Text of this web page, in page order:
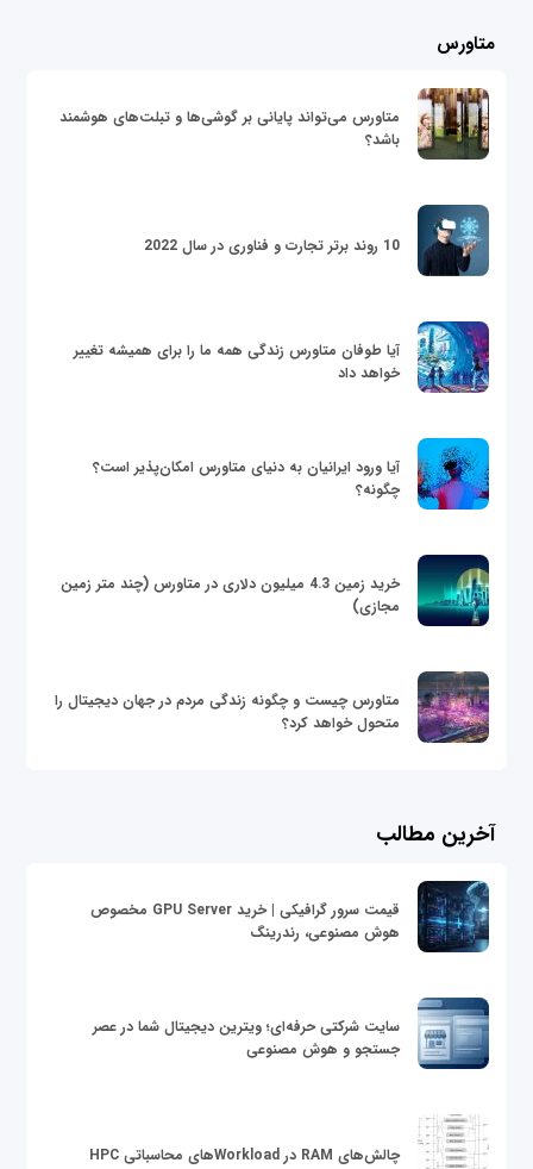
متاورس
متاورس می‌تواند پایانی بر گوشی‌ها و تبلت‌های هوشمند
باشد؟
10 روند برتر تجارت و فناوری در سال 2022
آیا طوفان متاورس زندگی همه ما را برای همیشه تغییر
خواهد داد
آیا ورود ایرانیان به دنیای متاورس امکان‌پذیر است؟
چگونه؟
خرید زمین 4.3 میلیون دلاری در متاورس (چند متر زمین
مجازی)
متاورس چیست و چگونه زندگی مردم در جهان دیجیتال را
متحول خواهد کرد؟
آخرین مطالب
قیمت سرور گرافیکی | خرید GPU Server مخصوص
هوش مصنوعی، رندرینگ
سایت شرکتی حرفه‌ای؛ ویترین دیجیتال شما در عصر
جستجو و هوش مصنوعی
چالش‌های RAM در Workloadهای محاسباتی HPC